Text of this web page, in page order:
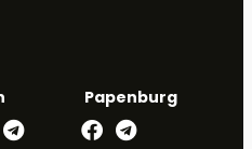
Papenburg